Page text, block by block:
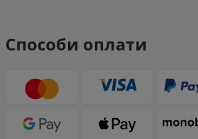
Способи оплати